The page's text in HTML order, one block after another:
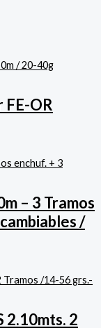
FE-OR
– 3 Tramos
/
2.10mts. 2